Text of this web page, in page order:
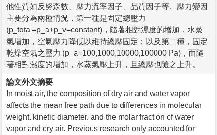
他性質如反努森數、壓力流率因子、品質因子等。壓力變因
主要分為兩種情況，第一種是固定總壓力
(p_total=p_a+p_v=constant)，隨著相對濕度的增加，水蒸
氣增加，空氣壓力降低以維持總壓固定；以及第二種，固定
乾燥空氣之壓力 (p_a=100,1000,10000,100000 Pa)，而隨
著相對濕度的增加，水蒸氣壓上升，且總壓也隨之上升。
論文外文摘要
In moist air, the composition of dry air and water vapor
affects the mean free path due to differences in molecular
weight, kinetic diameter, and the molar fraction of water
vapor and dry air. Previous research only accounted for